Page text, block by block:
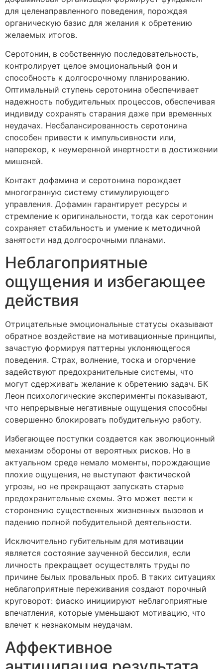
для целенаправленного поведения, порождая
органическую базис для желания к обретению
желаемых итогов.
Серотонин, в собственную последовательность,
контролирует целое эмоциональный фон и
способность к долгосрочному планированию.
Оптимальный ступень серотонина обеспечивает
надежность побудительных процессов, обеспечивая
индивиду сохранять старания даже при временных
неудачах. Несбалансированность серотонина
способен привести к импульсивности или,
наперекор, к неумеренной инертности в достижении
мишеней.
Контакт дофамина и серотонина порождает
многогранную систему стимулирующего
управления. Дофамин гарантирует ресурсы и
стремление к оригинальности, тогда как серотонин
сохраняет стабильность и умение к методичной
занятости над долгосрочными планами.
Неблагоприятные
ощущения и избегающее
действия
Отрицательные эмоциональные статусы оказывают
обратное воздействие на мотивационные принципы,
зачастую формируя паттерны уклоняющегося
поведения. Страх, волнение, тоска и огорчение
задействуют предохранительные системы, что
могут сдерживать желание к обретению задач. БК
Леон психологические эксперименты показывают,
что непрерывные негативные ощущения способны
совершенно блокировать побудительную работу.
Избегающее поступки создается как эволюционный
механизм обороны от вероятных рисков. Но в
актуальном среде немало моменты, порождающие
плохие ощущения, не выступают фактической
угрозы, но не прекращают запускать старые
предохранительные схемы. Это может вести к
сторонению существенных жизненных вызовов и
падению полной побудительной деятельности.
Исключительно губительным для мотивации
является состояние заученной бессилия, если
личность прекращает осуществлять труды по
причине былых провальных проб. В таких ситуациях
неблагоприятные переживания создают порочный
круговорот: фиаско инициируют неблагоприятные
впечатления, которые уменьшают мотивацию, что
влечет к незнакомым неудачам.
Аффективное